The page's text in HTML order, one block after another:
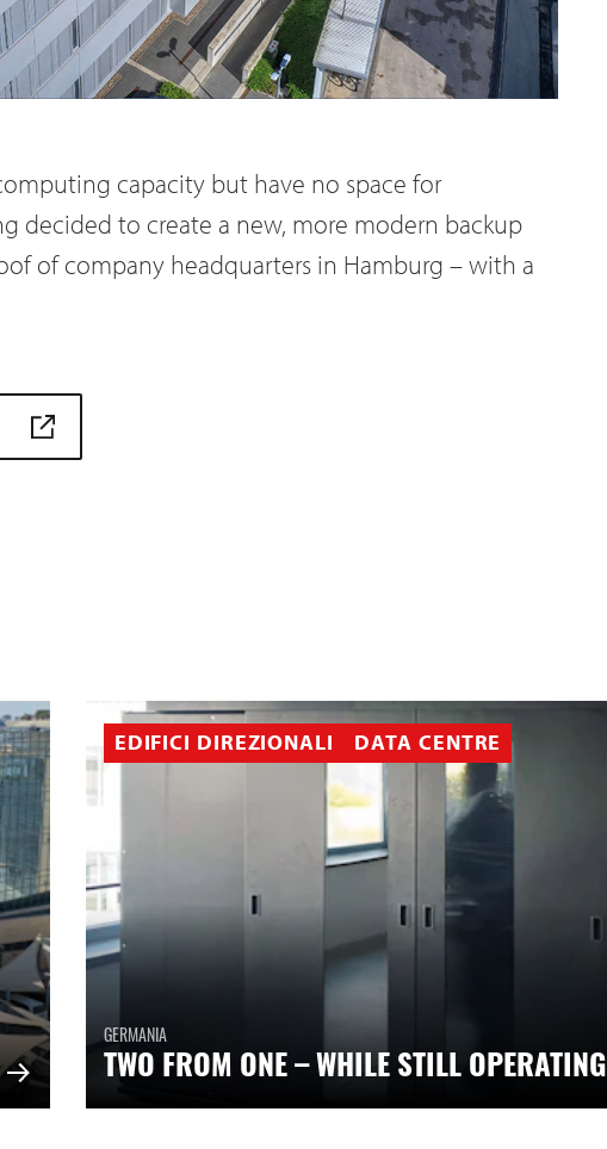
capacity but have no space for
decided to create a new, more modern backup
of company headquarters in Hamburg – with a
EDIFICI DIREZIONALI DATA CENTRE
GERMANIA
TWO FROM ONE – WHILE STILL OPERATING